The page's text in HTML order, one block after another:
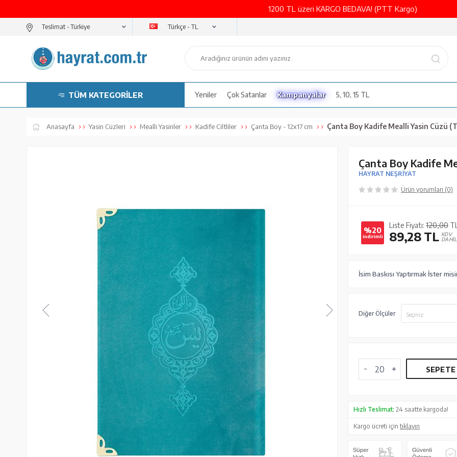
1200 TL üzeri KARGO BEDAVA! (PTT Kargo)
Teslimat - Türkçe - TL
TÜM KATEGORİLER Yeniler Çok Satanlar Kampanyalar 5, 10, 15 TL
Anasayfa Yasin Cüzleri Mealli Yasinler Kadife Ciltliler Çanta Boy - 12x17 cm Çanta Boy Kadife Mealli Yasin Cüzü
Çanta Boy Kadife
HAYRAT NEŞRİYAT
Ürün yorumları (0)
%20
indirimli
Liste Fiyatı: 120,00
89,28TL KDV
DAHİL
İsim Baskısı Yaptırmak İster
Diğer Ölçüler Seçiniz
Hızlı Teslimat: 24 saatte kargoda!
Kargo ücreti içintıklayın